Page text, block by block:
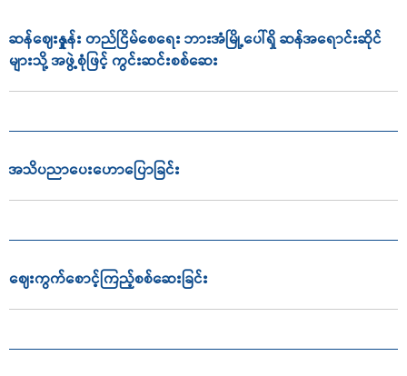
ဆန်ဈေးနှုူန်း တည်ငြိမ်စေရေး ဘားအံမြို့ပေါ်ရှိ ဆန်အရောင်းဆိုင်
များသို့ အဖွဲ့စုံဖြင့် ကွင်းဆင်းစစ်ဆေး
အသိပညာ‌ပေး‌ဟောပြောခြင်း
ဈေးကွက်စောင့်ကြည့်စစ်ဆေးခြင်း